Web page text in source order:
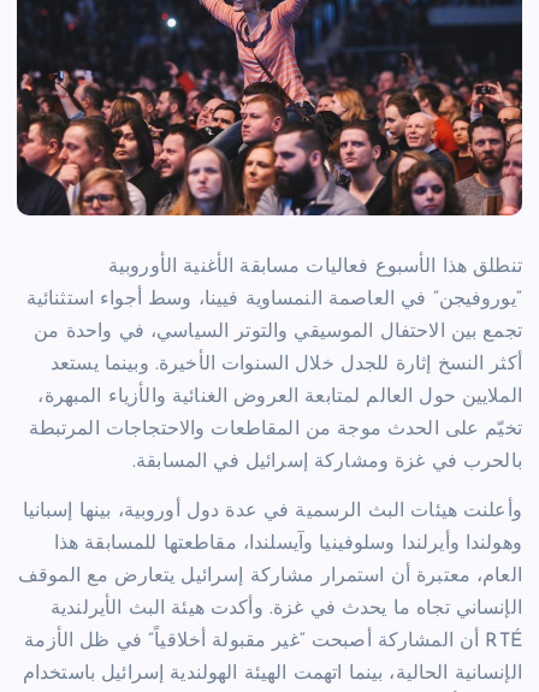
تنطلق هذا الأسبوع فعاليات مسابقة الأغنية الأوروبية
“يوروفيجن” في العاصمة النمساوية فيينا، وسط أجواء استثنائية
تجمع بين الاحتفال الموسيقي والتوتر السياسي، في واحدة من
أكثر النسخ إثارة للجدل خلال السنوات الأخيرة. وبينما يستعد
الملايين حول العالم لمتابعة العروض الغنائية والأزياء المبهرة،
تخيّم على الحدث موجة من المقاطعات والاحتجاجات المرتبطة
بالحرب في غزة ومشاركة إسرائيل في المسابقة.
وأعلنت هيئات البث الرسمية في عدة دول أوروبية، بينها إسبانيا
وهولندا وأيرلندا وسلوفينيا وآيسلندا، مقاطعتها للمسابقة هذا
العام، معتبرة أن استمرار مشاركة إسرائيل يتعارض مع الموقف
الإنساني تجاه ما يحدث في غزة. وأكدت هيئة البث الأيرلندية
RTÉ أن المشاركة أصبحت “غير مقبولة أخلاقياً” في ظل الأزمة
الإنسانية الحالية، بينما اتهمت الهيئة الهولندية إسرائيل باستخدام